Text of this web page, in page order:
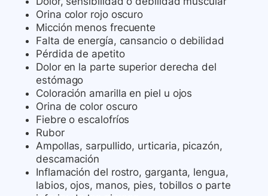
Orina color rojo oscuro
Micción menos frecuente
Falta de energía, cansancio o debilidad
Pérdida de apetito
Dolor en la parte superior derecha del
estómago
Coloración amarilla en piel u ojos
Orina de color oscuro
Fiebre o escalofríos
Rubor
Ampollas, sarpullido, urticaria, picazón,
descamación
Inflamación del rostro, garganta, lengua,
labios, ojos, manos, pies, tobillos o parte